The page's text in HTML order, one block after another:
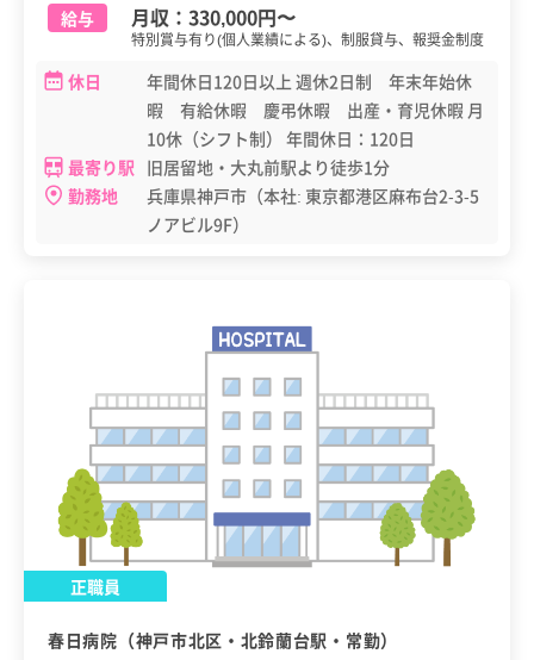
給与
月収： 330,000円〜
特別賞与有り(個人業績による)、制服貸与、報奨金制度
休日
年間休日120日以上 週休2日制 年末年始休
暇 有給休暇 慶弔休暇 出産・育児休暇 月
10休（シフト制） 年間休日：120日
最寄り駅 旧居留地・大丸前駅より徒歩1分
勤務地
兵庫県神戸市（本社: 東京都港区麻布台2-3-5
ノアビル9F）
正職員
春日病院（神戸市北区・北鈴蘭台駅・常勤）